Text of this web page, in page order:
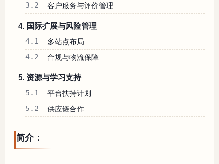
3.2 客户服务与评价管理
4. 国际扩展与风险管理
4.1 多站点布局
4.2 合规与物流保障
5. 资源与学习支持
5.1 平台扶持计划
5.2 供应链合作
简介：